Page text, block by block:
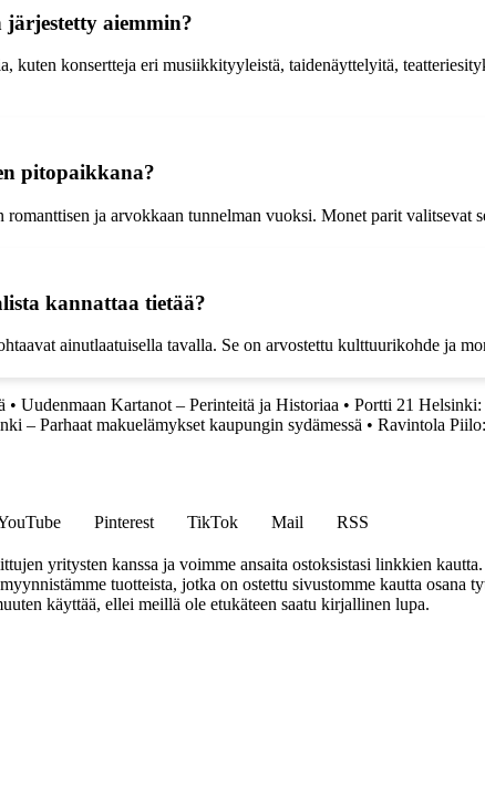
aiemmin?
kuten konsertteja eri musiikkityyleistä, taidenäyttelyitä,
pitopaikkana?
romanttisen ja arvokkaan tunnelman vuoksi. Monet parit
kannattaa tietää?
ainutlaatuisella tavalla. Se on arvostettu kulttuurikohde ja
• Uudenmaan Kartanot – Perinteitä ja Historiaa • Portti 21
– Parhaat makuelämykset kaupungin sydämessä • Ravintola
Pinterest TikTok Mail
RSS
yritysten kanssa ja voimme ansaita ostoksistasi linkkien kautta.
tuotteista, jotka on ostettu sivustomme kautta
käyttää, ellei meillä ole etukäteen saatu kirjallinen lupa.